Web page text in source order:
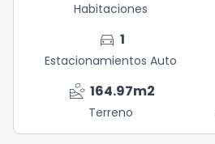
Habitaciones
directions_car 1
Estacionamientos Auto
landslide 164.97m2
Terreno